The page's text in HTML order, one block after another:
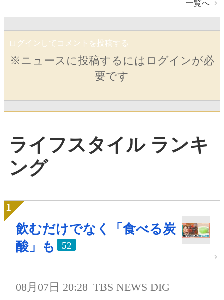
一覧へ
ログインしてコメントを投稿する
※ニュースに投稿するにはログインが必
要です
ライフスタイル ランキ
ング
飲むだけでなく「食べる炭
酸」も
52
08月07日 20:28 TBS NEWS DIG